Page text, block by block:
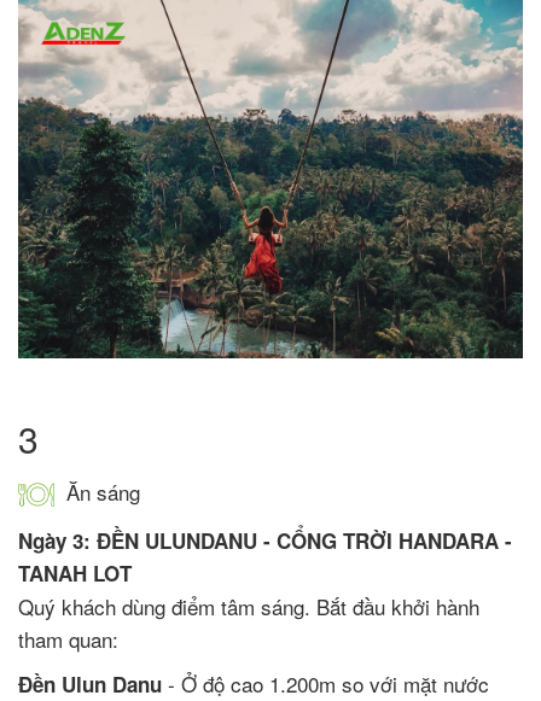
3
Ăn sáng
Ngày 3: ĐỀN ULUNDANU - CỔNG TRỜI HANDARA -
TANAH LOT
Quý khách dùng điểm tâm sáng. Bắt đầu khởi hành
tham quan:
Đền Ulun Danu - Ở độ cao 1.200m so với mặt nước